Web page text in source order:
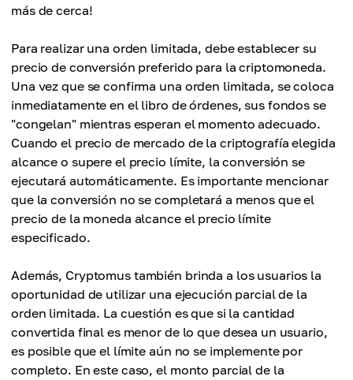
más de cerca!
Para realizar una orden limitada, debe establecer su
precio de conversión preferido para la criptomoneda.
Una vez que se confirma una orden limitada, se coloca
inmediatamente en el libro de órdenes, sus fondos se
"congelan" mientras esperan el momento adecuado.
Cuando el precio de mercado de la criptografía elegida
alcance o supere el precio límite, la conversión se
ejecutará automáticamente. Es importante mencionar
que la conversión no se completará a menos que el
precio de la moneda alcance el precio límite
especificado.
Además, Cryptomus también brinda a los usuarios la
oportunidad de utilizar una ejecución parcial de la
orden limitada. La cuestión es que si la cantidad
convertida final es menor de lo que desea un usuario,
es posible que el límite aún no se implemente por
completo. En este caso, el monto parcial de la